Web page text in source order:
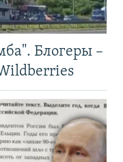
Блогеры –